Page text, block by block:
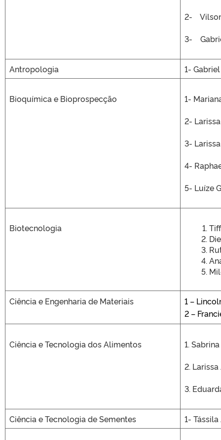
2- Vilson
3-
Antropologia 1-
Bioquímica e Bioprospecção 1-
2-
3-
4-
5- Luíze
Biotecnologia
Ciência e Engenharia de Materiais
1 –
2 –
Ciência e Tecnologia dos Alimentos 1.
2.
3.
Ciência e Tecnologia de Sementes 1-